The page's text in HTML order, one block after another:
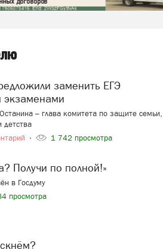
экзаменами
– глава комитета по защите
детства
1 742 просмотра
Получи по полной!»
в Госдуму
просмотра